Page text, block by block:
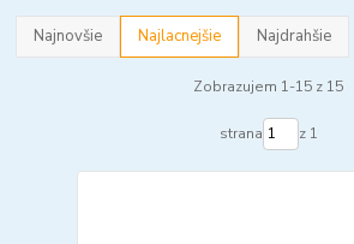
Najnovšie Najlacnejšie Najdrahšie
Zobrazujem 1-15 z 15
strana z 1